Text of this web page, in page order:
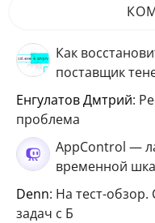
Как
поставщик
Енгулатов Дмтрий:
проблема
AppControl —
временной
Denn: На тест-
задач с Б